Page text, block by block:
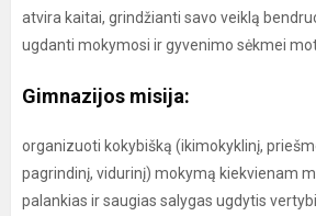
atvira kaitai, grindžianti savo veiklą
ugdanti mokymosi ir gyvenimo sėkmei
Gimnazijos misija:
organizuoti kokybišką (ikimokyklinį,
pagrindinį, vidurinį) mokymą kiekvienam
palankias ir saugias salygas ugdytis